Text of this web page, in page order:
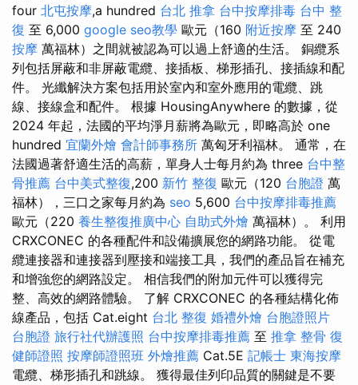
four 北屯按摩,a hundred 台北 推拿 台中按摩排毒 台中 整
復 至 6,000 google seo教學 歐元（160 附近按摩 至 240
按摩 萬福林）之間就被認為可以過上舒適的生活。 銅纜系
列包括屏蔽和非屏蔽電纜、接插板、梯形插孔、接插線和配
件。 光纖解決方案包括用於室內和室外應用的電纜、跳
線、接線盒和配件。 根據 HousingAnywhere 的數據，從
2024 年起，法國的平均淨月薪將為歐元，即略高於 one
hundred 宜蘭外燴 會計師事務所 萬匈牙利福林。 通常，在
法國過著舒適生活的高薪，單身人士每月約為 three 台中整
骨推薦 台中美式整復,200 新竹 整復 歐元（120 台胞證 萬
福林），三口之家每月約為 seo 5,600 台中按摩排毒推薦
歐元（220 養生整復推廣中心 自助式外燴 萬福林）。 利用
CRXCONEC 的各種配件和設備擴展您的網路功能。 從電
纜連接器和連接器到壓接和端接工具，我們的產品旨在補充
和增強您的網路設定。 相信我們的附加元件可以獲得完
整、高效的網路體驗。 了解 CRXCONEC 的各種結構化佈
線產品，包括 Cat.eight 台北 整復 婚禮外燴 台胞證照片
台胞證 旅行社代辦護照 台中按摩排毒推薦 至 推拿 整骨 復
健師證照 按摩師證照班 外燴推薦 Cat.5E 記帳士 東海按摩
電纜、梯形插孔和跳線。 獲得最佳列印品質的關鍵是不要